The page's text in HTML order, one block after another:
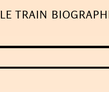
LE TRAIN